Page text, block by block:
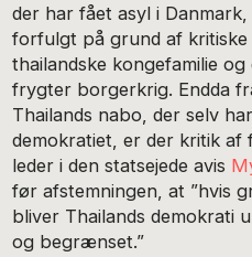
der har fået asyl i
forfulgt på grund af kritiske
thailandske kongefamilie og
frygter borgerkrig. Endda
Thailands nabo, der selv
demokratiet, er der kritik af
leder i den statsejede avis
før afstemningen, at ”hvis
bliver Thailands demokrati
og begrænset.”